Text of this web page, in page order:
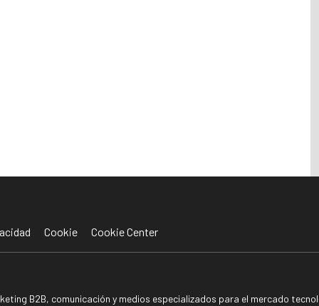
Cookie Cookie Center
B2B, comunicación y medios especializados para el mercado